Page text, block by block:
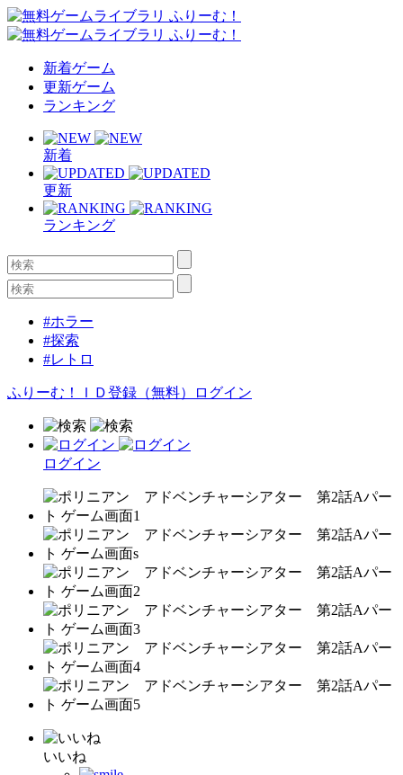
新着ゲーム
更新ゲーム
ランキング
新着
更新
ランキング
#ホラー
#探索
#レトロ
ふりーむ！ＩＤ登録（無料） ログイン
ログイン
いいね